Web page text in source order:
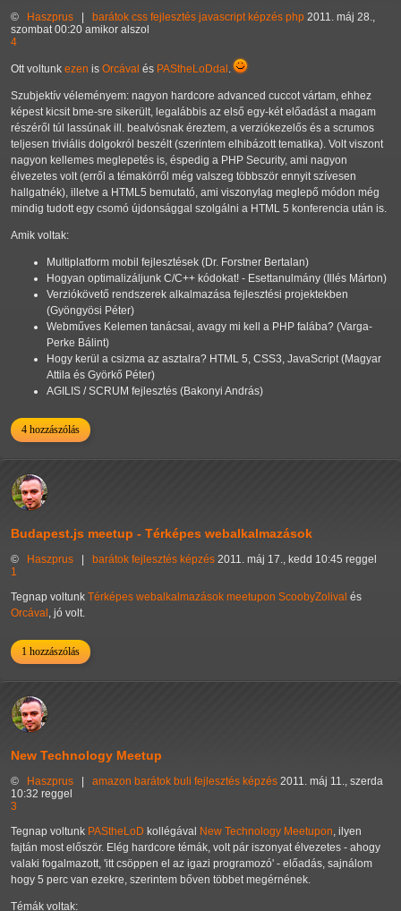
© Haszprus barátok css fejlesztés javascript képzés php 2011. máj 28.,
szombat 00:20 amikor alszol
4
Ott voltunk ezen is Orcával és PAStheLoDdal .
Szubjektív véleményem: nagyon hardcore advanced cuccot vártam, ehhez
képest kicsit bme-sre sikerült, legalábbis az első egy-két előadást a magam
részéről túl lassúnak ill. bealvósnak éreztem, a verziókezelős és a scrumos
teljesen triviális dolgokról beszélt (szerintem elhibázott tematika). Volt viszont
nagyon kellemes meglepetés is, éspedig a PHP Security, ami nagyon
élvezetes volt (erről a témakörről még valszeg többször ennyit szívesen
hallgatnék), illetve a HTML5 bemutató, ami viszonylag meglepő módon még
mindig tudott egy csomó újdonsággal szolgálni a HTML 5 konferencia után is.
Amik voltak:
Multiplatform mobil fejlesztések (Dr. Forstner Bertalan)
Hogyan optimalizáljunk C/C++ kódokat! - Esettanulmány (Illés Márton)
Verziókövető rendszerek alkalmazása fejlesztési projektekben
(Gyöngyösi Péter)
Webműves Kelemen tanácsai, avagy mi kell a PHP falába? (Varga-
Perke Bálint)
Hogy kerül a csizma az asztalra? HTML 5, CSS3, JavaScript (Magyar
Attila és Györkő Péter)
AGILIS / SCRUM fejlesztés (Bakonyi András)
4 hozzászólás
Budapest.js meetup - Térképes webalkalmazások
© Haszprus barátok fejlesztés képzés 2011. máj 17., kedd 10:45 reggel
1
Tegnap voltunk Térképes webalkalmazások meetupon ScoobyZolival és
Orcával , jó volt.
1 hozzászólás
New Technology Meetup
© Haszprus amazon barátok buli fejlesztés képzés 2011. máj 11., szerda
10:32 reggel
3
Tegnap voltunk PAStheLoD kollégával New Technology Meetupon, ilyen
fajtán most először. Elég hardcore témák, volt pár iszonyat élvezetes - ahogy
valaki fogalmazott, 'itt csöppen el az igazi programozó' - előadás, sajnálom
hogy 5 perc van ezekre, szerintem bőven többet megérnének.
Témák voltak: